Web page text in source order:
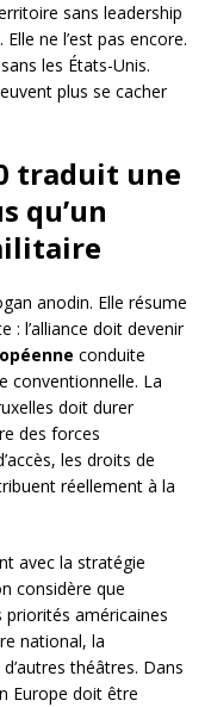
sans leadership
ne l’est pas encore.
les États-Unis.
plus se cacher
traduit une
qu’un
anodin. Elle résume
: l’alliance doit devenir
conduite
conventionnelle. La
doit durer
des forces
les droits de
réellement à la
avec la stratégie
considère que
priorités américaines
national, la
théâtres. Dans
Europe doit être